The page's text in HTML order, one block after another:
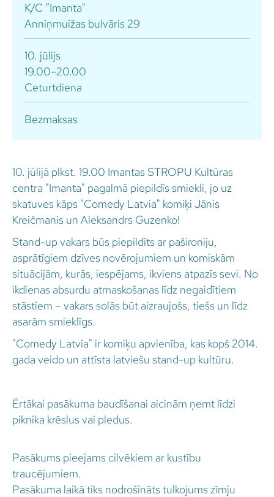
K/C “Imanta"
Anniņmuižas bulvāris 29
10. jūlijs
19.00–20.00
Ceturtdiena
Bezmaksas
10. jūlijā plkst. 19.00 Imantas STROPU Kultūras
centra "Imanta" pagalmā piepildīs smiekli, jo uz
skatuves kāps "Comedy Latvia" komiķi Jānis
Kreičmanis un Aleksandrs Guzenko!
Stand-up vakars būs piepildīts ar pašironiju,
asprātīgiem dzīves novērojumiem un komiskām
situācijām, kurās, iespējams, ikviens atpazīs sevi. No
ikdienas absurdu atmaskošanas līdz negaidītiem
stāstiem – vakars solās būt aizraujošs, tiešs un līdz
asarām smieklīgs.
"Comedy Latvia" ir komiķu apvienība, kas kopš 2014.
gada veido un attīsta latviešu stand-up kultūru.
Ērtākai pasākuma baudīšanai aicinām ņemt līdzi
piknika krēslus vai pledus.
Pasākums pieejams cilvēkiem ar kustību
traucējumiem.
Pasākuma laikā tiks nodrošināts tulkojums zīmju